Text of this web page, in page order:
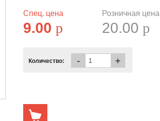
Спец. цена
9.00p
Розничная цена
20.00p
Количество: - +